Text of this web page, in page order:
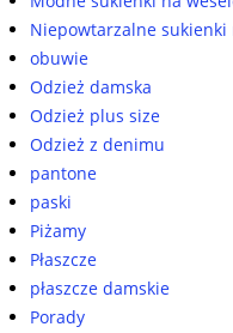
Niepowtarzalne sukienki
obuwie
Odzież damska
Odzież plus size
Odzież z denimu
pantone
paski
Piżamy
Płaszcze
płaszcze damskie
Porady